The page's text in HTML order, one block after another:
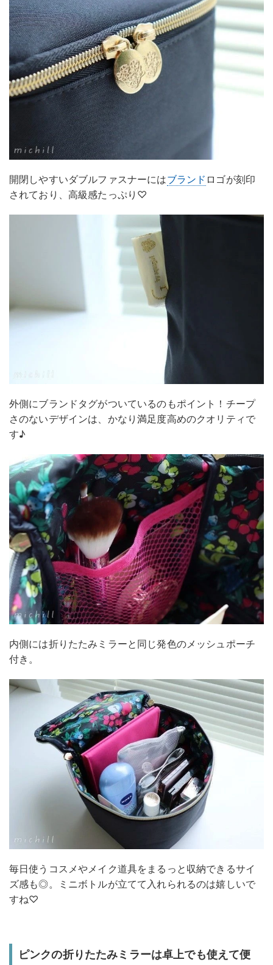
開閉しやすいダブルファスナーにはブランド ロゴが刻印
されており、高級感たっぷり♡
外側にブランドタグがついているのもポイント！チープ
さのないデザインは、かなり満足度高めのクオリティで
す♪
内側には折りたたみミラーと同じ発色のメッシュポーチ
付き。
毎日使うコスメやメイク道具をまるっと収納できるサイ
ズ感も◎。ミニボトルが立てて入れられるのは嬉しいで
すね♡
ピンクの折りたたみミラーは卓上でも使えて便